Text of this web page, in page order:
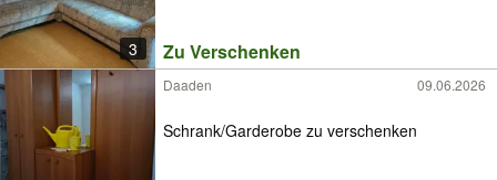
3 Zu Verschenken
Daaden 09.06.2026
Schrank/Garderobe zu verschenken